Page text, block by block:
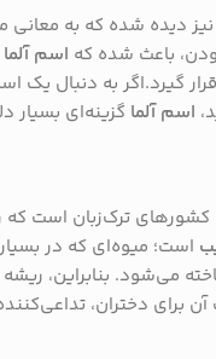
نیز دیده شده که به
باعث شده که اسم آلما
گیرد.اگر به دنبال یک
اسم آلما گزینه‌ای بسیار
کشورهای ترک‌زبان است
است؛ میوه‌ای که در
می‌شود. بنابراین،
برای دختران،